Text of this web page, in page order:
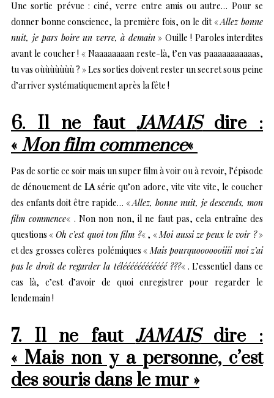
Une sortie prévue : ciné, verre entre amis ou autre… Pour se
donner bonne conscience, la première fois, on le dit «Allez bonne
nuit, je pars boire un verre, à demain» Ouille ! Paroles interdites
avant le coucher ! « Naaaaaaaan reste-là, t’en vas paaaaaaaaaaas,
tu vas oùùùùùùù ? » Les sorties doivent rester un secret sous peine
d’arriver systématiquement après la fête !
6. Il ne fautJAMAISdire :
« Mon film commence«
Pas de sortie ce soir mais un super film à voir ou à revoir, l’épisode
de dénouement deLAsérie qu’on adore, vite vite vite, le coucher
des enfants doit être rapide… «Allez, bonne nuit, je descends, mon
film commence« . Non non non, il ne faut pas, cela entraîne des
questions « Oh c’est quoi ton film ?« , «Moi aussi ze peux le voir ?»
et des grosses colères polémiques «Mais pourquooooooiiii moi z’ai
pas le droit de regarder la téléééééééééééé ???« . L’essentiel dans ce
cas là, c’est d’avoir de quoi enregistrer pour regarder le
lendemain !
7. Il ne fautJAMAISdire :
« Mais non y a personne, c’est
des souris dans le mur »